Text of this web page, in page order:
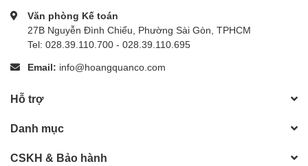
Văn phòng Kế toán
27B Nguyễn Đình Chiểu, Phường Sài Gòn, TPHCM
Tel: 028.39.110.700 - 028.39.110.695
Email: info@hoangquanco.com
Hỗ trợ
Danh mục
CSKH & Bảo hành